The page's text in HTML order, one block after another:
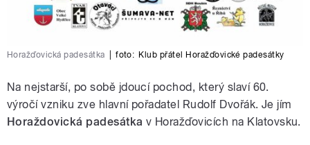
Horažďovická padesátka foto: Klub přátel Horažďovické padesátky
Na nejstarší, po sobě jdoucí pochod, který slaví 60.
výročí vzniku zve hlavní pořadatel Rudolf Dvořák. Je jím
Horaždovická padesátka v Horažďovicích na Klatovsku.